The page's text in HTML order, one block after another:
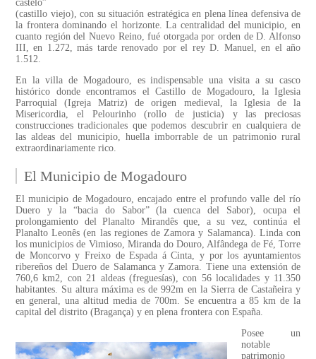
castelo”
(castillo viejo), con su situación estratégica en plena línea defensiva de
la frontera dominando el horizonte. La centralidad del municipio, en
cuanto región del Nuevo Reino, fué otorgada por orden de D. Alfonso
III, en 1.272, más tarde renovado por el rey D. Manuel, en el año
1.512.
En la villa de Mogadouro, es indispensable una visita a su casco
histórico donde encontramos el Castillo de Mogadouro, la Iglesia
Parroquial (Igreja Matriz) de origen medieval, la Iglesia de la
Misericordia, el Pelourinho (rollo de justicia) y las preciosas
construcciones tradicionales que podemos descubrir en cualquiera de
las aldeas del municipio, huella imborrable de un patrimonio rural
extraordinariamente rico.
El Municipio de Mogadouro
El municipio de Mogadouro, encajado entre el profundo valle del río
Duero y la “bacia do Sabor” (la cuenca del Sabor), ocupa el
prolongamiento del Planalto Mirandês que, a su vez, continúa el
Planalto Leonês (en las regiones de Zamora y Salamanca). Linda con
los municipios de Vimioso, Miranda do Douro, Alfândega de Fé, Torre
de Moncorvo y Freixo de Espada á Cinta, y por los ayuntamientos
ribereños del Duero de Salamanca y Zamora. Tiene una extensión de
760,6 km2, con 21 aldeas (freguesías), con 56 localidades y 11.350
habitantes. Su altura máxima es de 992m en la Sierra de Castañeira y
en general, una altitud media de 700m. Se encuentra a 85 km de la
capital del distrito (Bragança) y en plena frontera con España.
Posee un
notable
patrimonio